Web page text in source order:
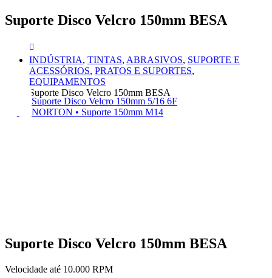
Suporte Disco Velcro 150mm BESA
INDÚSTRIA, TINTAS, ABRASIVOS, SUPORTE E
ACESSÓRIOS, PRATOS E SUPORTES,
EQUIPAMENTOS
Suporte Disco Velcro 150mm BESA
Suporte Disco Velcro 150mm 5/16 6F
NORTON • Suporte 150mm M14
Suporte Disco Velcro 150mm BESA
Velocidade até 10.000 RPM